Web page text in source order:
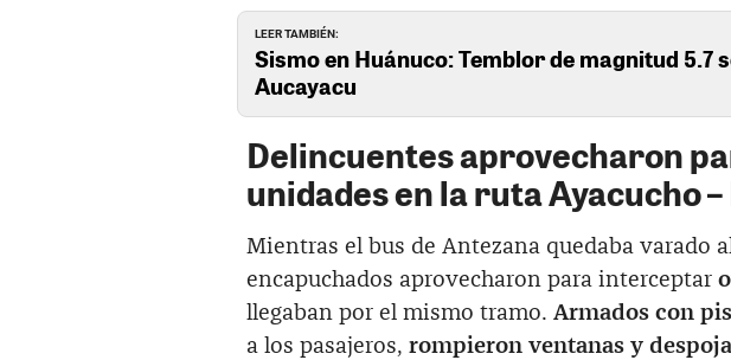
LEER TAMBIÉN:
Sismo en Huánuco: Temblor de magnitud 5.7
Aucayacu
Delincuentes aprovecharon
unidades en la ruta Ayacucho
Mientras el bus de Antezana quedaba varado
encapuchados aprovecharon para interceptar
llegaban por el mismo tramo. Armados con
a los pasajeros, rompieron ventanas y